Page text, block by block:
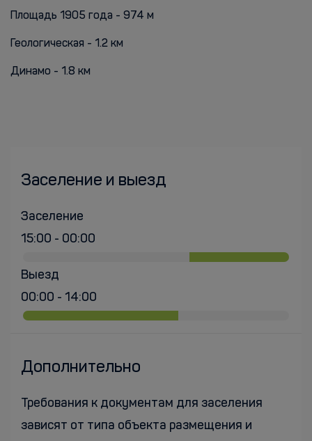
Площадь 1905 года - 974 м
Геологическая - 1.2 км
Динамо - 1.8 км
Заселение и выезд
Заселение
15:00 - 00:00
Выезд
00:00 - 14:00
Дополнительно
Требования к документам для заселения
зависят от типа объекта размещения и